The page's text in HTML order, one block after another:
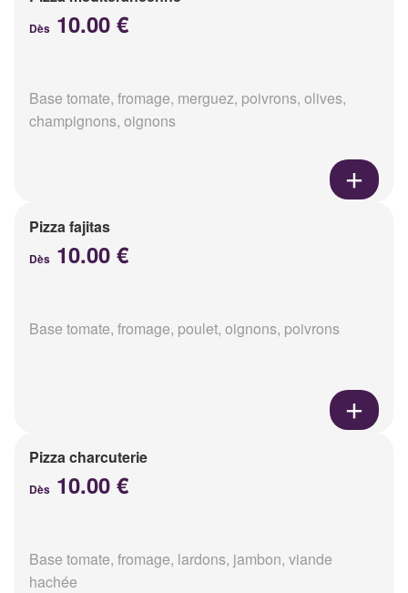
Dès 10.00 €
Base tomate, fromage, merguez, poivrons, olives,
champignons, oignons
Pizza fajitas
Dès 10.00 €
Base tomate, fromage, poulet, oignons, poivrons
Pizza charcuterie
Dès 10.00 €
Base tomate, fromage, lardons, jambon, viande
hachée